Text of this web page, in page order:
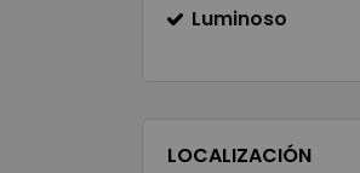
Luminoso
LOCALIZACIÓN